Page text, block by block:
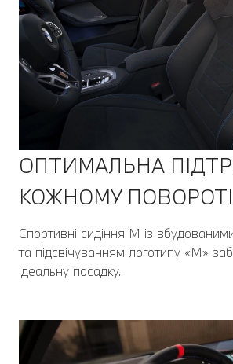
ОПТИМАЛЬНА
КОЖНОМУ
Спортивні сидіння M із
та підсвічуванням логотипу «M»
ідеальну посадку.